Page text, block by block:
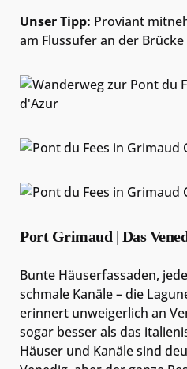
Unser Tipp: Proviant
am Flussufer an der
Port Grimaud | Das
Bunte Häuserfassaden,
schmale Kanäle – die
erinnert unweigerlich an
sogar besser als das
Häuser und Kanäle sind